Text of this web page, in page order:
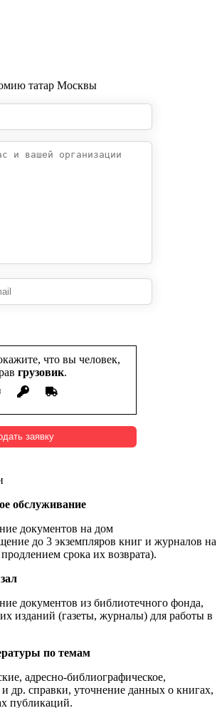
татар Москвы
что вы человек,
грузовик.
обслуживание
документов на дом
до 3 экземпляров книг и журналов на
срока их возврата).
документов из библиотечного фонда,
изданий (газеты, журналы) для работы в
по темам
адресно-библиографическое,
др. справки, уточнение данных о книгах,
публикаций.